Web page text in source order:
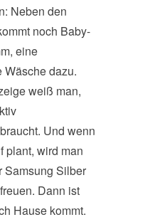
Neben den
noch Baby-
eine
Wäsche dazu.
weiß man,
Und wenn
plant, wird man
Samsung Silber
Dann ist
Hause kommt.